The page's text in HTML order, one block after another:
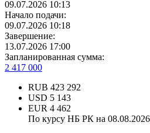
09.07.2026 10:13
Начало подачи:
09.07.2026 10:18
Завершение:
13.07.2026 17:00
Запланированная сумма:
2 417 000
RUB 423 292
USD 5 143
EUR 4 462
По курсу НБ РК на 08.08.2026